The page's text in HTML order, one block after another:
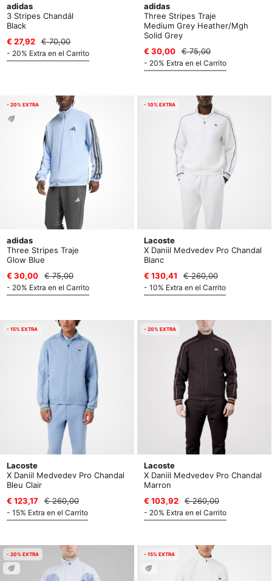
adidas
3 Stripes Chandál
Black
€ 27,92
€ 70,00
- 20% Extra en el Carrito
adidas
Three Stripes Traje
Medium Grey Heather/Mgh
Solid Grey
€ 30,00
€ 75,00
- 20% Extra en el Carrito
- 20% EXTRA
adidas
Three Stripes Traje
Glow Blue
€ 30,00
€ 75,00
- 20% Extra en el Carrito
- 10% EXTRA
Lacoste
X Daniil Medvedev Pro Chandal
Blanc
€ 130,41
€ 260,00
- 10% Extra en el Carrito
- 15% EXTRA
Lacoste
X Daniil Medvedev Pro Chandal
Bleu Clair
€ 123,17
€ 260,00
- 15% Extra en el Carrito
- 20% EXTRA
Lacoste
X Daniil Medvedev Pro Chandal
Marron
€ 103,92
€ 260,00
- 20% Extra en el Carrito
- 20% EXTRA - 15% EXTRA